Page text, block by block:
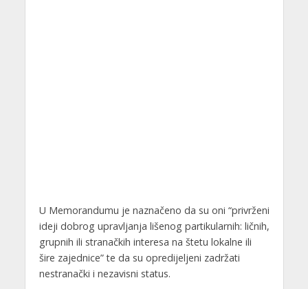
U Memorandumu je naznačeno da su oni “privrženi
ideji dobrog upravljanja lišenog partikularnih: ličnih,
grupnih ili stranačkih interesa na štetu lokalne ili
šire zajednice” te da su opredijeljeni zadržati
nestranački i nezavisni status.